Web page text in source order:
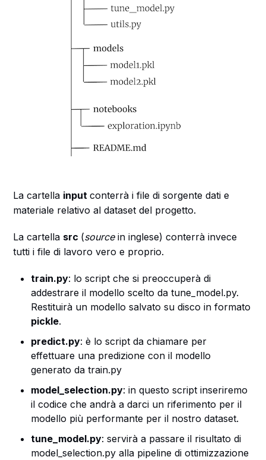
La cartella inputconterrà i file di sorgente dati e
materiale relativo al dataset del progetto.
La cartella src (sourcein inglese) conterrà invece
tutti i file di lavoro vero e proprio.
train.py: lo script che si preoccuperà di
addestrare il modello scelto da tune_model.py.
Restituirà un modello salvato su disco in formato
pickle.
predict.py: è lo script da chiamare per
effettuare una predizione con il modello
generato da train.py
model_selection.py: in questo script inseriremo
il codice che andrà a darci un riferimento per il
modello più performante per il nostro dataset.
tune_model.py: servirà a passare il risultato di
model_selection.py alla pipeline di ottimizzazione